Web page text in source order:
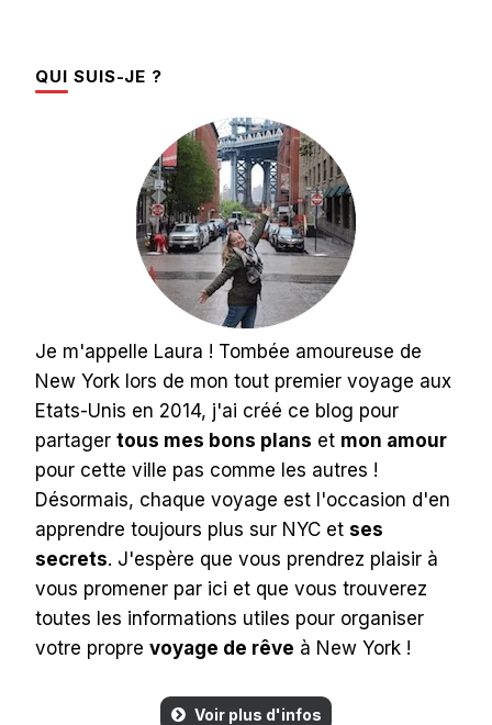
QUI SUIS-JE ?
Je m'appelle Laura ! Tombée amoureuse de
New York lors de mon tout premier voyage aux
Etats-Unis en 2014, j'ai créé ce blog pour
partager tous mes bons plans et mon amour
pour cette ville pas comme les autres !
Désormais, chaque voyage est l'occasion d'en
apprendre toujours plus sur NYC et ses
secrets. J'espère que vous prendrez plaisir à
vous promener par ici et que vous trouverez
toutes les informations utiles pour organiser
votre propre voyage de rêve à New York !
Voir plus d'infos